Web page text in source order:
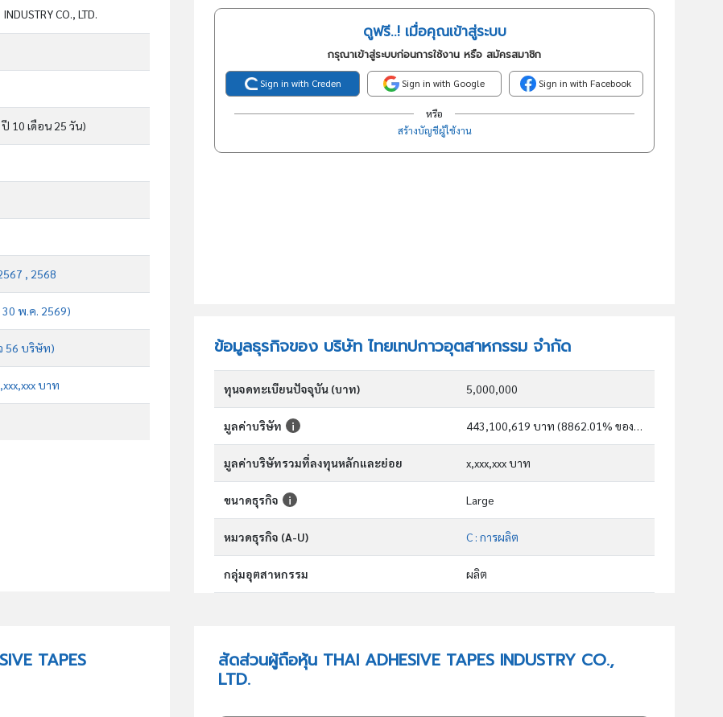
CO., LTD.
10 เดือน 25 วัน)
, 2568
พ.ค. 2569)
56 บริษัท)
บาท
ดูฟรี..! เมื่อคุณเข้าสู่ระบบ
กรุณาเข้าสู่ระบบก่อนการใช้งาน หรือ สมัครสมาชิก
Sign in with Creden Sign in with Google Sign in with Facebook
หรือ
สร้างบัญชีผู้ใช้งาน
ข้อมูลธุรกิจของ บริษัท ไทยเทปกาวอุตสาหกรรม จำกัด
ทุนจดทะเบียนปัจจุบัน (บาท) 5,000,000
มูลค่าบริษัท 443,100,619 บาท (8862.01% ของทุน)
มูลค่าบริษัทรวมที่ลงทุนหลักและย่อย x,xxx,xxx บาท
ขนาดธุรกิจ Large
หมวดธุรกิจ (A-U) C : การผลิต
กลุ่มอุตสาหกรรม ผลิต
วัตถุประสงค์
TAPES
สัดส่วนผู้ถือหุ้น THAI ADHESIVE TAPES INDUSTRY CO.,
LTD.